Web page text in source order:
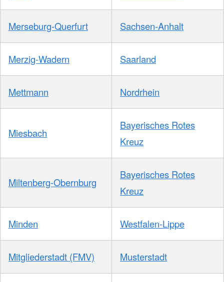
Merseburg-Querfurt Sachsen-Anhalt
Merzig-Wadern Saarland
Mettmann Nordrhein
Miesbach
Bayerisches Rotes
Kreuz
Miltenberg-Obernburg
Bayerisches Rotes
Kreuz
Minden Westfalen-Lippe
Mitgliederstadt (FMV) Musterstadt